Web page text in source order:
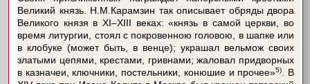
Великий князь. Н.М.Карамзин так описывает обряды двора
Великого князя в XI–XIII веках: «князь в самой церкви, во
время литургии, стоял с покровенною головою, в шапке или
в клобуке (может быть, в венце); украшал вельмож своих
златыми цепями, крестами, гривнами; жаловал придворных
в казначеи, ключники, постельники, конюшие и прочее»5)
. В